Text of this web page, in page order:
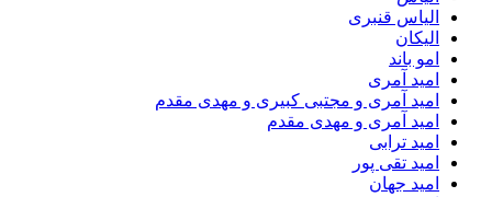
الیاس قنبرى
الیکان
امو باند
امید آمری
امید آمری و مجتبی کبیری و مهدى مقدم
امید آمری و مهدی مقدم
امید ترابی
امید تقی پور
امید جهان